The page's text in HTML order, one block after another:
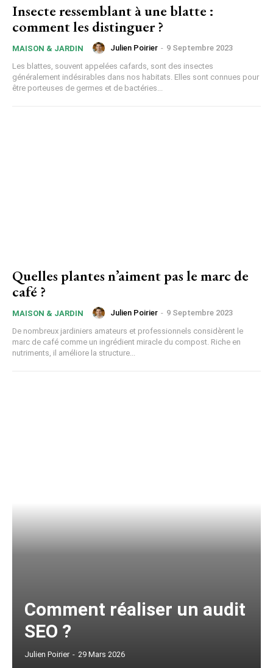
Insecte ressemblant à une blatte :
comment les distinguer ?
MAISON & JARDIN Julien Poirier - 9 Septembre 2023
Les blattes, souvent appelées cafards, sont des insectes
généralement indésirables dans nos habitats. Elles sont connues pour
être porteuses de germes et de bactéries...
Quelles plantes n’aiment pas le marc de
café ?
MAISON & JARDIN Julien Poirier - 9 Septembre 2023
De nombreux jardiniers amateurs et professionnels considèrent le
marc de café comme un ingrédient miracle du compost. Riche en
nutriments, il améliore la structure...
Comment réaliser un audit
SEO ?
Julien Poirier - 29 Mars 2026